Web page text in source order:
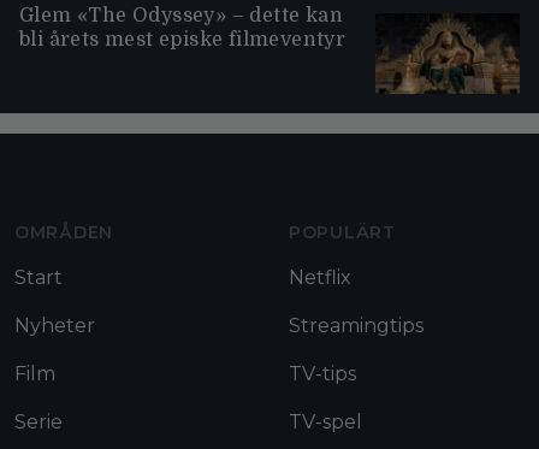
Glem «The Odyssey» – dette kan
bli årets mest episke filmeventyr
OMRÅDEN
Start
Nyheter
Film
Serie
POPULÄRT
Netflix
Streamingtips
TV-tips
TV-spel